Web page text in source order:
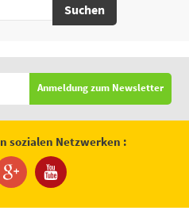
Suchen
Anmeldung zum Newsletter
sozialen Netzwerken :